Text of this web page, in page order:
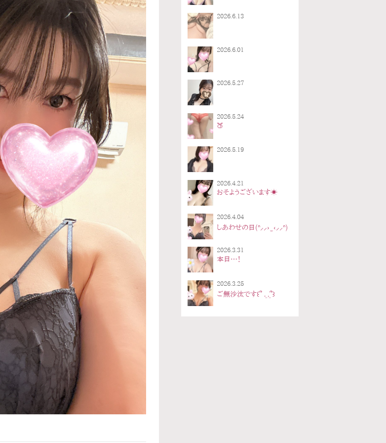
2026.6.13
2026.6.01
2026.5.27
2026.5.24
🍑
2026.5.19
2026.4.21
おそようございます☀️
2026.4.04
しあわせの日(ᐢ⸝⸝› ̫ ‹⸝⸝ᐢ)
2026.3.31
本日…！
2026.3.25
ご無沙汰です‎꒰՞ ܸ. .ܸ՞꒱